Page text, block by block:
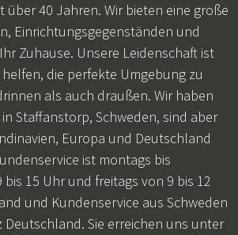
über 40 Jahren. Wir bieten eine große
Einrichtungsgegenständen und
Zuhause. Unsere Leidenschaft ist
die perfekte Umgebung zu
als auch draußen. Wir haben
Staffanstorp, Schweden, sind aber
Europa und Deutschland
ist montags bis
15 Uhr und freitags von 9 bis 12
und Kundenservice aus Schweden
Deutschland. Sie erreichen uns unter